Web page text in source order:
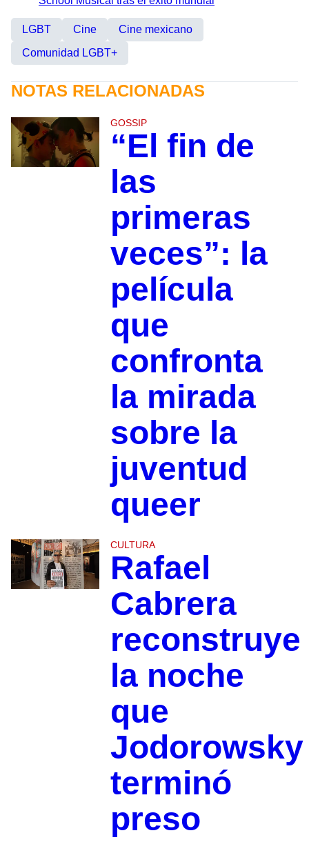
LGBT Cine
Cine mexicano
Comunidad LGBT+
NOTAS RELACIONADAS
GOSSIP
“El fin de
las
primeras
veces”: la
película
que
confronta
la mirada
sobre la
juventud
queer
CULTURA
Rafael
Cabrera
reconstruye
la noche
que
Jodorowsky
terminó
preso